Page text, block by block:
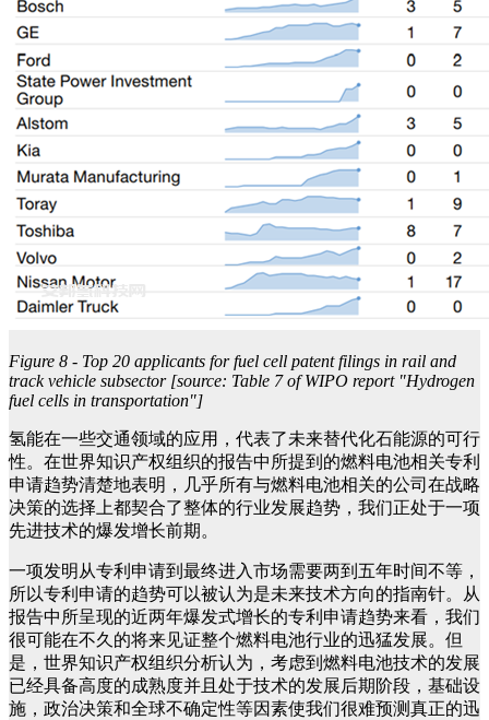
Figure 8 - Top 20 applicants for fuel cell patent filings in rail and
track vehicle subsector [source: Table 7 of WIPO report "Hydrogen
fuel cells in transportation"]
氢能在一些交通领域的应用，代表了未来替代化石能源的可行
性。在世界知识产权组织的报告中所提到的燃料电池相关专利
申请趋势清楚地表明，几乎所有与燃料电池相关的公司在战略
决策的选择上都契合了整体的行业发展趋势，我们正处于一项
先进技术的爆发增长前期。
一项发明从专利申请到最终进入市场需要两到五年时间不等，
所以专利申请的趋势可以被认为是未来技术方向的指南针。从
报告中所呈现的近两年爆发式增长的专利申请趋势来看，我们
很可能在不久的将来见证整个燃料电池行业的迅猛发展。但
是，世界知识产权组织分析认为，考虑到燃料电池技术的发展
已经具备高度的成熟度并且处于技术的发展后期阶段，基础设
施，政治决策和全球不确定性等因素使我们很难预测真正的迅